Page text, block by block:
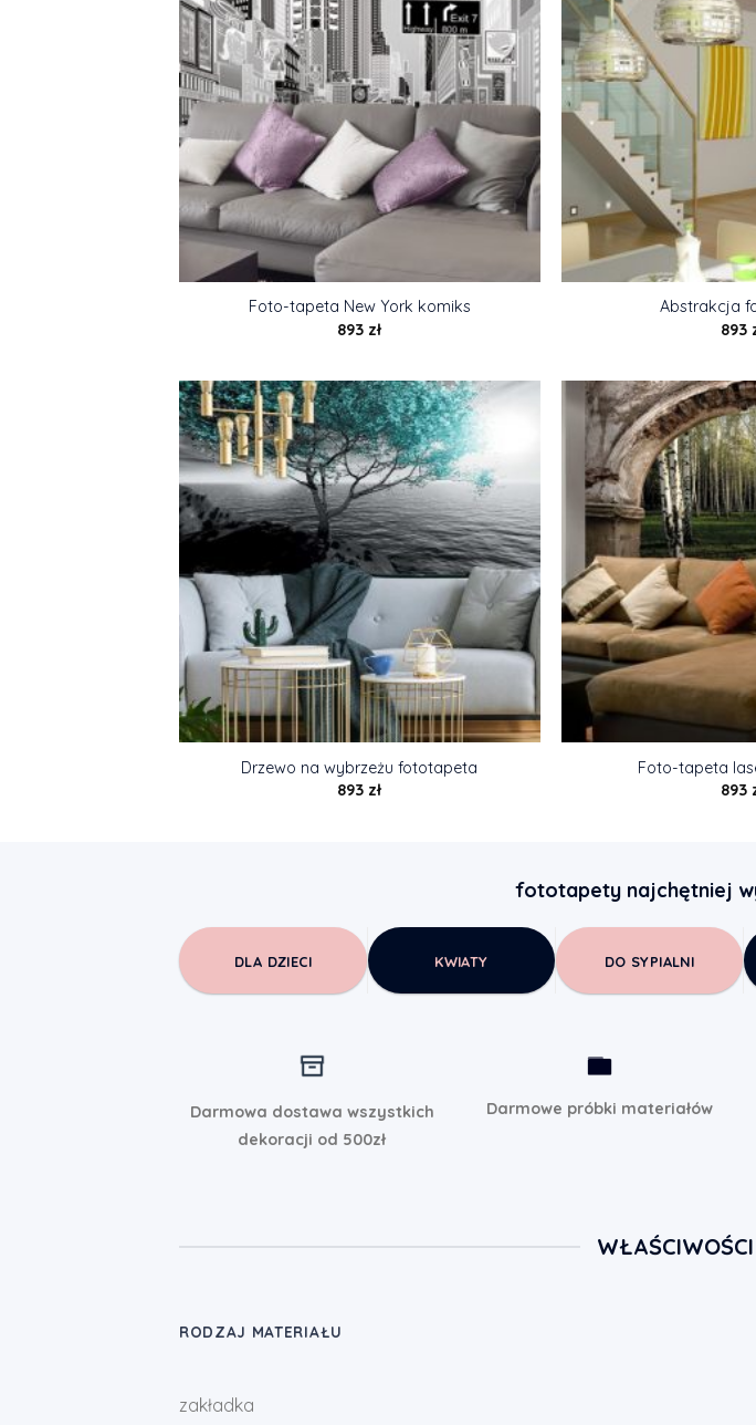
Foto-tapeta New York komiks
893 zł
Abstrakcja
893
Drzewo na wybrzeżu fototapeta
893 zł
Foto-tapeta
893
fototapety najchętniej
DLA DZIECI KWIATY DO SYPIALNI
Darmowa dostawa wszystkich
dekoracji od 500zł
Darmowe próbki materiałów
RODZAJ MATERIAŁU
zakładka